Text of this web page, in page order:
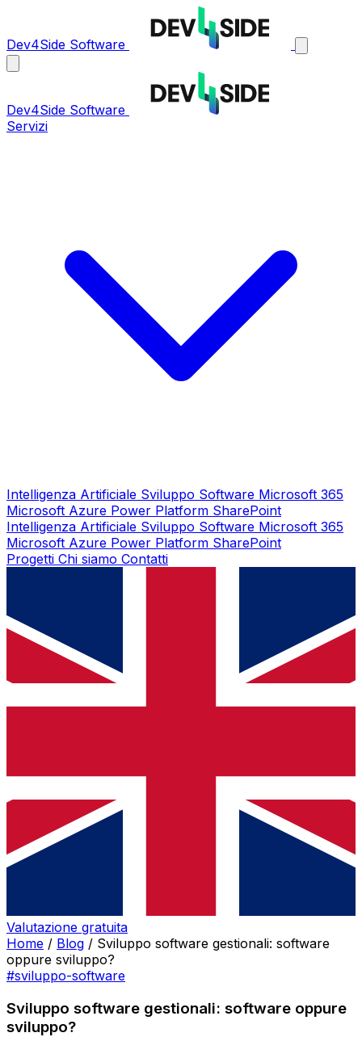
Dev4Side Software
Dev4Side Software
Servizi
Intelligenza Artificiale Sviluppo Software Microsoft 365
Microsoft Azure Power Platform SharePoint
Intelligenza Artificiale Sviluppo Software Microsoft 365
Microsoft Azure Power Platform SharePoint
Progetti Chi siamo Contatti
Valutazione gratuita
Home / Blog / Sviluppo software gestionali: software
oppure sviluppo?
#sviluppo-software
Sviluppo software gestionali: software oppure
sviluppo?